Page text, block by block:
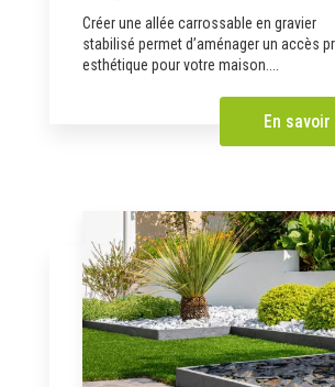
Créer une allée carrossable en gravier
stabilisé permet d’aménager un accès
esthétique pour votre maison....
En savoir